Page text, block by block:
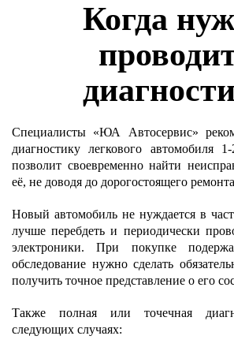
Когда
Специалисты «ЮА Автосервис»
диагностику легкового автомобиля
позволит своевременно найти
её, не доводя до дорогостоящего
Новый автомобиль не нуждается в
лучше перебдеть и периодически
электроники. При покупке
обследование нужно сделать
получить точное представление о его
Также полная или точечная
следующих случаях: